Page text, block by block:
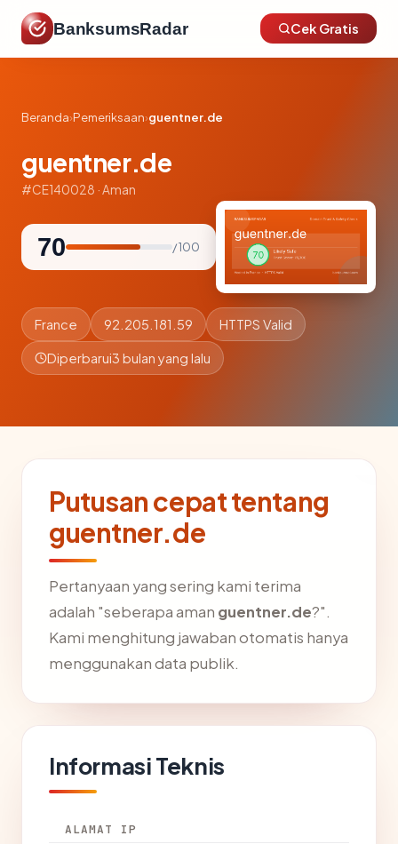
BanksumsRadar Cek Gratis
Beranda›Pemeriksaan›guentner.de
guentner.de
#CE140028 · Aman
70 / 100
France 92.205.181.59 HTTPS Valid
Diperbarui3 bulan yang lalu
Putusan cepat tentang
guentner.de
Pertanyaan yang sering kami terima
adalah "seberapa aman guentner.de?".
Kami menghitung jawaban otomatis hanya
menggunakan data publik.
Informasi Teknis
ALAMAT IP